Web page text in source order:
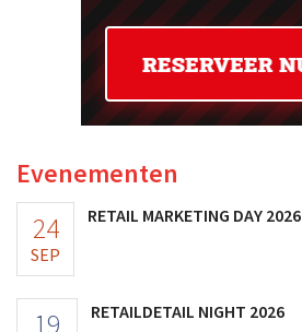
Evenementen
24
SEP
RETAIL MARKETING DAY 2026
19 RETAILDETAIL NIGHT 2026